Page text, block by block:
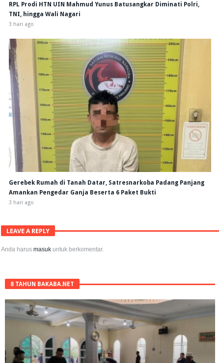
RPL Prodi HTN UIN Mahmud Yunus Batusangkar Diminati Polri,
TNI, hingga Wali Nagari
3 hari ago
Gerebek Rumah di Tanah Datar, Satresnarkoba Padang Panjang
Amankan Pengedar Ganja Beserta 6 Paket Bukti
3 hari ago
LEAVE A REPLY
Anda harusmasuk untuk berkomentar.
8 TAHUN BAKABA.NET